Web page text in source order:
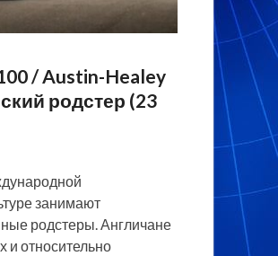
/ Austin-Healey
родстер (23
занимают
родстеры. Англичане
и относительно